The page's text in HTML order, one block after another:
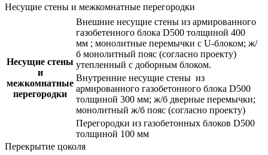
Несущие стены и межкомнатные перегородки
Несущие стены
и
межкомнатные
перегородки
Внешние несущие стены из армированного
газобетенного блока D500 толщиной 400
мм ; монолитные перемычки с U-блоком; ж/
б монолитный пояс (согласно проекту)
утепленный с доборным блоком.
Внутренние несущие стены из
армированного газобетонного блока D500
толщиной 300 мм; ж/б дверные перемычки;
монолитный ж/б пояс (согласно проекту)
Перегородки из газобетонных блоков D500
толщиной 100 мм
Перекрытие цоколя